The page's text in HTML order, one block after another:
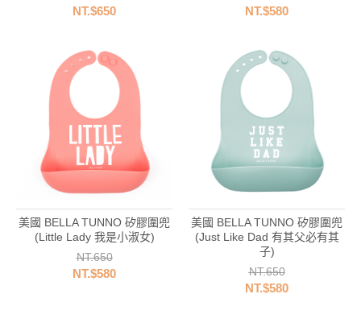
NT.$650 NT.$580
美國 BELLA TUNNO 矽膠圍兜
(Little Lady 我是小淑女)
NT.650
NT.$580
美國 BELLA TUNNO 矽膠圍兜
(Just Like Dad 有其父必有其
子)
NT.650
NT.$580